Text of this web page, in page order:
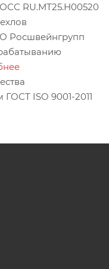
RU.МТ25.Н00520
Росшвейнгрупп
ISO 9001-2011